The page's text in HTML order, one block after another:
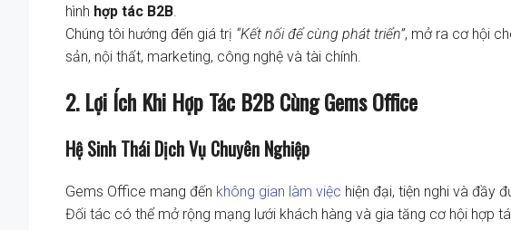
hình hợp tác B2B
Chúng tôi hướng đến giá trị “Kết nối để cùng phát triển”, mở ra cơ hội
sản, nội thất, marketing, công nghệ và tài chính.
2. Lợi Ích Khi Hợp Tác B2B Cùng Gems Office
Hệ Sinh Thái Dịch Vụ Chuyên Nghiệp
Gems Office mang đến không gian làm việc hiện đại, tiện nghi và đầy
Đối tác có thể mở rộng mạng lưới khách hàng và gia tăng cơ hội hợp